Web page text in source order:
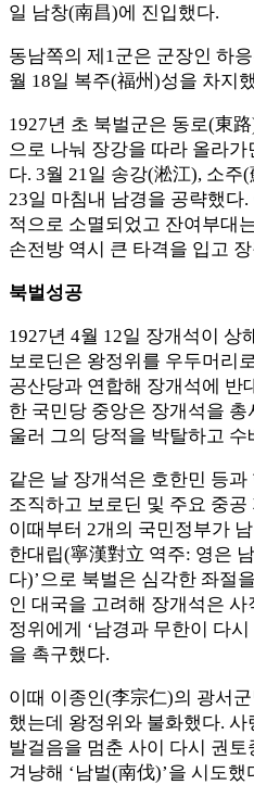
일 남창(南昌)에 진입했다.
동남쪽의 제1군은 군장인 하
월 18일 복주(福州)성을 차지
1927년 초 북벌군은 동로(東
으로 나눠 장강을 따라 올라
다. 3월 21일 송강(淞江), 소주
23일 마침내 남경을 공략했다
적으로 소멸되었고 잔여부대
손전방 역시 큰 타격을 입고
북벌성공
1927년 4월 12일 장개석이 상
보로딘은 왕정위를 우두머리
공산당과 연합해 장개석에 반
한 국민당 중앙은 장개석을
울러 그의 당적을 박탈하고
같은 날 장개석은 호한민 등
조직하고 보로딘 및 주요 중
이때부터 2개의 국민정부가
한대립(寧漢對立 역주: 영은
다)’으로 북벌은 심각한 좌절
인 대국을 고려해 장개석은
정위에게 ‘남경과 무한이 다
을 촉구했다.
이때 이종인(李宗仁)의 광서
했는데 왕정위와 불화했다.
발걸음을 멈춘 사이 다시 권
겨냥해 ‘남벌(南伐)’을 시도